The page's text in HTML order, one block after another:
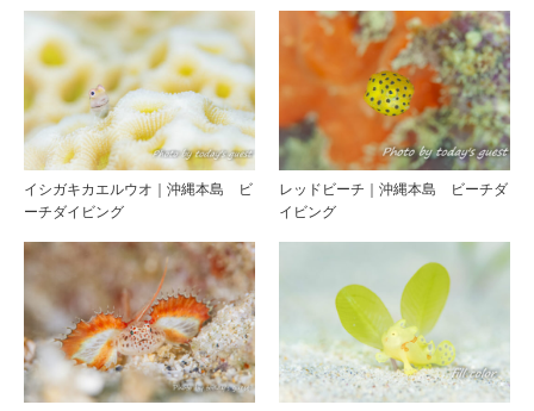
イシガキカエルウオ｜沖縄本島 ビ
ーチダイビング
レッドビーチ｜沖縄本島 ビーチダ
イビング